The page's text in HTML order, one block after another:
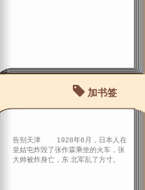
加书签
告别天津 1928年6月，日本人在
皇姑屯炸毁了张作霖乘坐的火车，张
大帅被炸身亡，东 北军乱了方寸。